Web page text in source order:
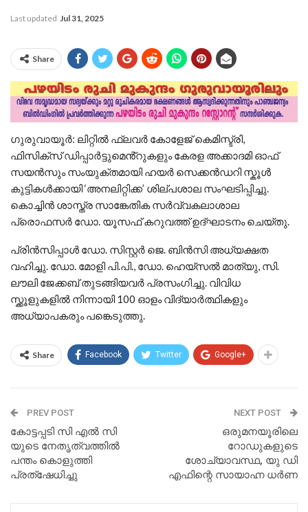
Last updated Jul 31, 2025
Share
ഗുരുവായൂർ: ലിറ്റിൽ ഫ്ലവർ കോളേജ് കെമിസ്ട്രി,
ഫിസിക്സ് ഡിപ്പാർട്ടുമെൻ്റുകളും കേരള അക്കാദമി ഓഫ്
സയൻസും സംയുക്തമായി ഹയർ സെക്കൻഡറി സ്കൂൾ
കുട്ടികൾക്കായി ‘അനലിറ്റിക്ക’ ശില്പശാല സംഘടിപ്പിച്ചു.
കൊച്ചിൻ ശാസ്ത്ര സാങ്കേതിക സർവ്വകലാശാല
പ്രൊഫസർ ഡോ. യൂസഫ് കറുവത്ത് ഉദ്ഘാടനം ചെയ്തു.
പ്രിൻസിപ്പാൾ ഡോ. സിസ്റ്റർ ജെ. ബിൻസി അധ്യക്ഷത
വഹിച്ചു. ഡോ. മോളി പി.പി., ഡോ. ഹെയ്സൽ മാത്യു, സി.
ലൗലി ജേക്കബ് തുടങ്ങിയവർ പ്രസംഗിച്ചു. വിവിധ
സ്ക്കൂളുകളിൽ നിന്നായി 100 ഓളം വിദ്യാർത്ഥികളും
അധ്യാപകരും പങ്കെടുത്തു.
Share Facebook Twitter Google+
PREV POST
കോട്ടപ്പടി സി എൽ സി
യുടെ നേതൃത്വത്തിൽ
പന്തം കൊളുത്തി
പ്രത്ഷേധിച്ചു
NEXT POST
ഒരുമനയൂരിലെ
റോഡുകളുടെ
ശോച്യാവസ്ഥ, യു ഡി
എഫിന്റെ സായാഹ്ന ധർണ